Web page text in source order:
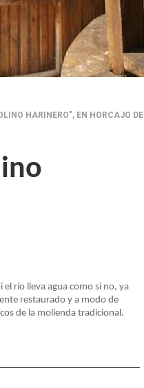
HARINERO", EN HORCAJO DE
río lleva agua como si no, ya
restaurado y a modo de
de la molienda tradicional.